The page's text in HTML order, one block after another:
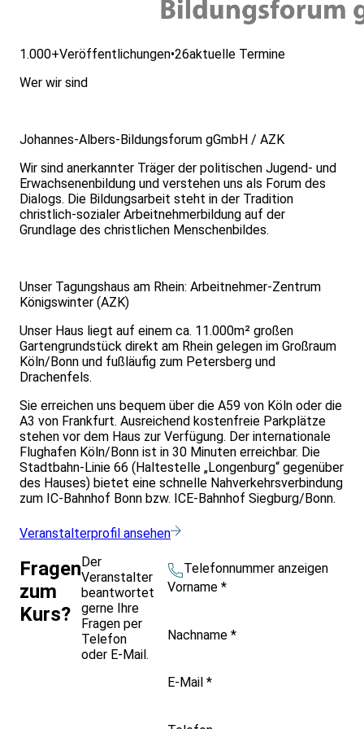
1.000+Veröffentlichungen•26aktuelle Termine
Wer wir sind
Johannes-Albers-Bildungsforum gGmbH / AZK
Wir sind anerkannter Träger der politischen Jugend- und
Erwachsenenbildung und verstehen uns als Forum des
Dialogs. Die Bildungsarbeit steht in der Tradition
christlich-sozialer Arbeitnehmerbildung auf der
Grundlage des christlichen Menschenbildes.
Unser Tagungshaus am Rhein: Arbeitnehmer-Zentrum
Königswinter (AZK)
Unser Haus liegt auf einem ca. 11.000m² großen
Gartengrundstück direkt am Rhein gelegen im Großraum
Köln/Bonn und fußläufig zum Petersberg und
Drachenfels.
Sie erreichen uns bequem über die A59 von Köln oder die
A3 von Frankfurt. Ausreichend kostenfreie Parkplätze
stehen vor dem Haus zur Verfügung. Der internationale
Flughafen Köln/Bonn ist in 30 Minuten erreichbar. Die
Stadtbahn-Linie 66 (Haltestelle „Longenburg“ gegenüber
des Hauses) bietet eine schnelle Nahverkehrsverbindung
zum IC-Bahnhof Bonn bzw. ICE-Bahnhof Siegburg/Bonn.
Veranstalterprofil ansehen
Fragen
zum
Kurs?
Der
Veranstalter
beantwortet
gerne Ihre
Fragen per
Telefon
oder E-Mail.
Telefonnummer anzeigen
Vorname *
Nachname *
E-Mail *